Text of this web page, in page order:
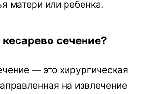
матери или ребенка.
сечение?
— это хирургическая
на извлечение